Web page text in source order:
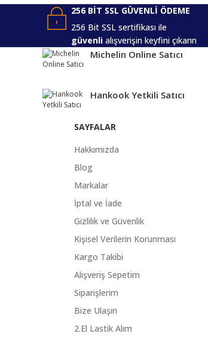
256 BİT SSL GÜVENLİ ÖDEME
256 Bit SSL sertifikası ile
güvenli alışverişin keyfini çıkarın
Michelin Online Satıcı
Hankook Yetkili Satıcı
SAYFALAR
Hakkımızda
Blog
Markalar
İptal ve İade
Gizlilik ve Güvenlik
Kişisel Verilerin Korunması
Kargo Takibi
Alışveriş Sepetim
Siparişlerim
Bize Ulaşın
2.El Lastik Alım